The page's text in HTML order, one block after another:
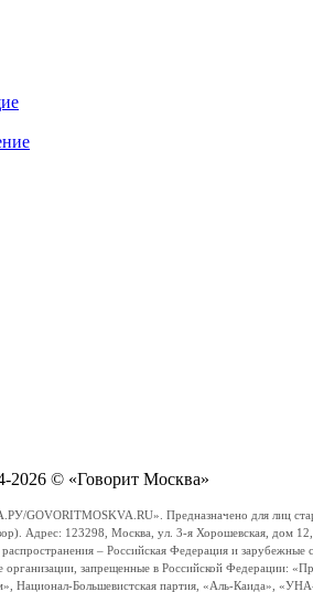
2026 © «Говорит Москва»
GOVORITMOSKVA.RU». Предназначено для лиц
Адрес: 123298, Москва, ул. 3-я Хорошевская, дом
– Российская Федерация и
организации, запрещенные в Российской
Национал-Большевистская партия, «Аль-Каида»,